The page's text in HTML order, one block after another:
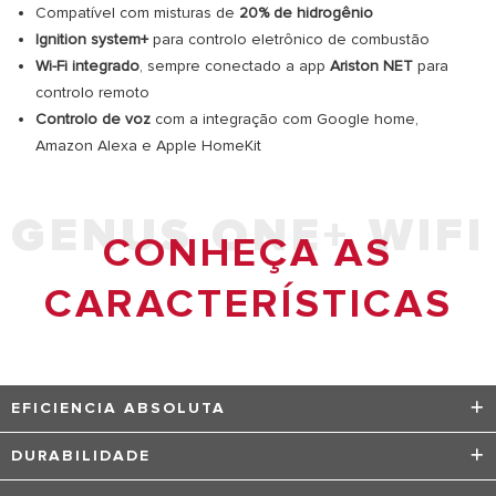
Compatível com misturas de 20% de hidrogênio
Ignition system+para controlo eletrônico de combustão
Wi-Fi integrado, sempre conectado a app Ariston NET para
controlo remoto
Controlo de voz com a integração com Google home,
Amazon Alexa e Apple HomeKit
GENUS ONE+ WIFI
CONHEÇA AS
CARACTERÍSTICAS
EFICIENCIA ABSOLUTA
EFICIÊNCIA ABSOLUTA: ENERGIA CLASSE A + COM
DURABILIDADE